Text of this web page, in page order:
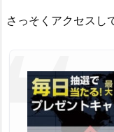
さっそくアクセスし